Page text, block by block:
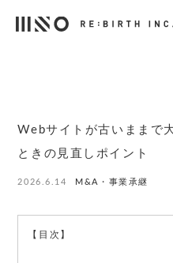
BLOG
Webサイトが古いままで
ときの見直しポイント
2026.6.14 M&A・事業承継
【目次】